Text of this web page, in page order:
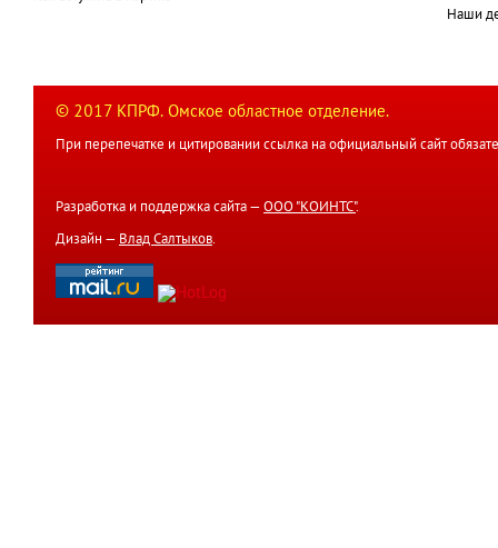
Наши
© 2017 КПРФ. Омское областное отделение.
При перепечатке и цитировании ссылка на официальный сайт
Разработка и поддержка сайта — ООО "КОИНТС".
Дизайн — Влад Салтыков.